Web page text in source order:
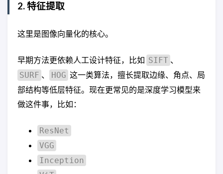
2. 特征提取
这里是图像向量化的核心。
早期方法更依赖人工设计特征，比如 SIFT 、
SURF 、 HOG 这一类算法，擅长提取边缘、角点、局
部结构等低层特征。现在更常见的是深度学习模型来
做这件事，比如：
ResNet
VGG
Inception